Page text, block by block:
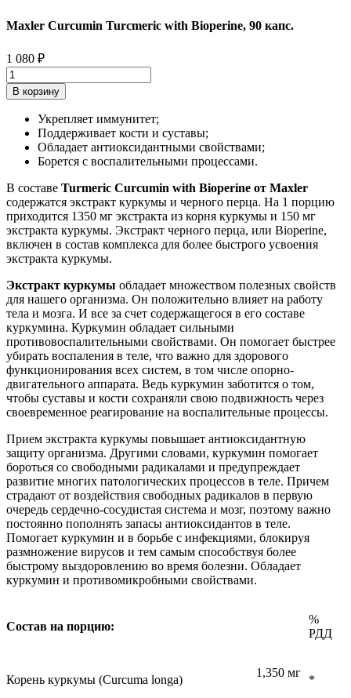
Maxler Curcumin Turcmeric with Bioperine, 90 капс.
1 080 ₽
В корзину
Укрепляет иммунитет;
Поддерживает кости и суставы;
Обладает антиоксидантными свойствами;
Борется с воспалительными процессами.
В составе Turmeric Curcumin with Bioperine от Maxler
содержатся экстракт куркумы и черного перца. На 1 порцию
приходится 1350 мг экстракта из корня куркумы и 150 мг
экстракта куркумы. Экстракт черного перца, или Bioperine,
включен в состав комплекса для более быстрого усвоения
экстракта куркумы.
Экстракт куркумы обладает множеством полезных свойств
для нашего организма. Он положительно влияет на работу
тела и мозга. И все за счет содержащегося в его составе
куркумина. Куркумин обладает сильными
противовоспалительными свойствами. Он помогает быстрее
убирать воспаления в теле, что важно для здорового
функционирования всех систем, в том числе опорно-
двигательного аппарата. Ведь куркумин заботится о том,
чтобы суставы и кости сохраняли свою подвижность через
своевременное реагирование на воспалительные процессы.
Прием экстракта куркумы повышает антиоксидантную
защиту организма. Другими словами, куркумин помогает
бороться со свободными радикалами и предупреждает
развитие многих патологических процессов в теле. Причем
страдают от воздействия свободных радикалов в первую
очередь сердечно-сосудистая система и мозг, поэтому важно
постоянно пополнять запасы антиоксидантов в теле.
Помогает куркумин и в борьбе с инфекциями, блокируя
размножение вирусов и тем самым способствуя более
быстрому выздоровлению во время болезни. Обладает
куркумин и противомикробными свойствами.
Состав на порцию:
%
РДД
Корень куркумы (Curcuma longa)
1,350 мг
*